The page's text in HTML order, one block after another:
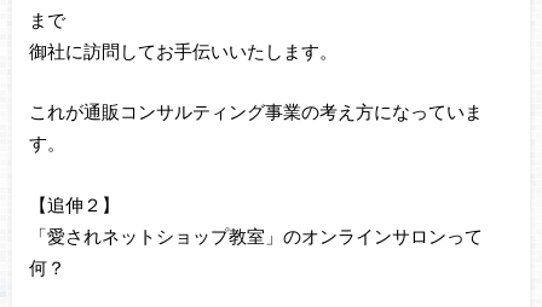
まで
御社に訪問してお手伝いいたします。
これが通販コンサルティング事業の考え方になっていま
す。
【追伸２】
「愛されネットショップ教室」のオンラインサロンって
何？